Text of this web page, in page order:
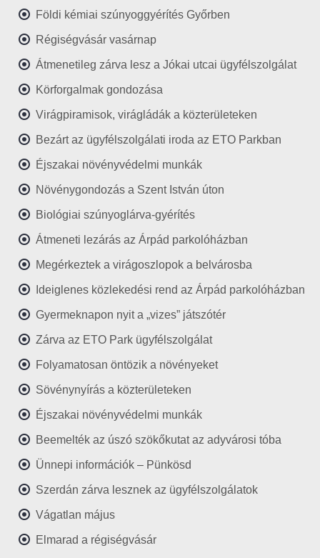
Földi kémiai szúnyoggyérítés Győrben
Régiségvásár vasárnap
Átmenetileg zárva lesz a Jókai utcai ügyfélszolgálat
Körforgalmak gondozása
Virágpiramisok, virágládák a közterületeken
Bezárt az ügyfélszolgálati iroda az ETO Parkban
Éjszakai növényvédelmi munkák
Növénygondozás a Szent István úton
Biológiai szúnyoglárva-gyérítés
Átmeneti lezárás az Árpád parkolóházban
Megérkeztek a virágoszlopok a belvárosba
Ideiglenes közlekedési rend az Árpád parkolóházban
Gyermeknapon nyit a „vizes” játszótér
Zárva az ETO Park ügyfélszolgálat
Folyamatosan öntözik a növényeket
Sövénynyírás a közterületeken
Éjszakai növényvédelmi munkák
Beemelték az úszó szökőkutat az adyvárosi tóba
Ünnepi információk – Pünkösd
Szerdán zárva lesznek az ügyfélszolgálatok
Vágatlan május
Elmarad a régiségvásár